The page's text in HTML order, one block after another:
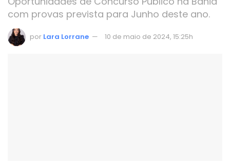
com provas prevista para Junho deste ano.
por Lara Lorrane 10 de maio de 2024, 15:25h